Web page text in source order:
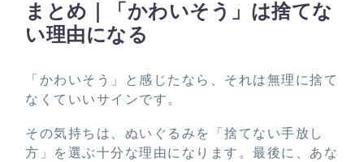
まとめ｜「かわいそう」は捨てな
い理由になる
「かわいそう」と感じたなら、それは無理に捨て
なくていいサインです。
その気持ちは、ぬいぐるみを「捨てない手放し
方」を選ぶ十分な理由になります。最後に、あな